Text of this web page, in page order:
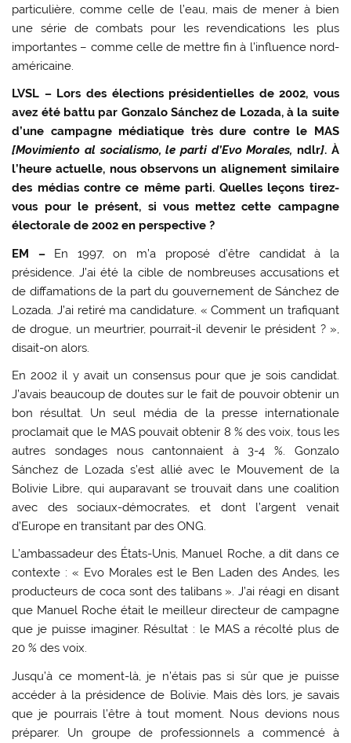
particulière, comme celle de l’eau, mais de mener à bien
une série de combats pour les revendications les plus
importantes – comme celle de mettre fin à l’influence nord-
américaine.
LVSL – Lors des élections présidentielles de 2002, vous
avez été battu par Gonzalo Sánchez de Lozada, à la suite
d’une campagne médiatique très dure contre le MAS
[Movimiento al socialismo, le parti d’Evo Morales, ndlr]. À
l’heure actuelle, nous observons un alignement similaire
des médias contre ce même parti. Quelles leçons tirez-
vous pour le présent, si vous mettez cette campagne
électorale de 2002 en perspective ?
EM –En 1997, on m’a proposé d’être candidat à la
présidence. J’ai été la cible de nombreuses accusations et
de diffamations de la part du gouvernement de Sánchez de
Lozada. J’ai retiré ma candidature. « Comment un trafiquant
de drogue, un meurtrier, pourrait-il devenir le président ? »,
disait-on alors.
En 2002 il y avait un consensus pour que je sois candidat.
J’avais beaucoup de doutes sur le fait de pouvoir obtenir un
bon résultat. Un seul média de la presse internationale
proclamait que le MAS pouvait obtenir 8 % des voix, tous les
autres sondages nous cantonnaient à 3-4 %. Gonzalo
Sánchez de Lozada s’est allié avec le Mouvement de la
Bolivie Libre, qui auparavant se trouvait dans une coalition
avec des sociaux-démocrates, et dont l’argent venait
d’Europe en transitant par des ONG.
L’ambassadeur des États-Unis, Manuel Roche, a dit dans ce
contexte : « Evo Morales est le Ben Laden des Andes, les
producteurs de coca sont des talibans ». J’ai réagi en disant
que Manuel Roche était le meilleur directeur de campagne
que je puisse imaginer. Résultat : le MAS a récolté plus de
20 % des voix.
Jusqu’à ce moment-là, je n’étais pas si sûr que je puisse
accéder à la présidence de Bolivie. Mais dès lors, je savais
que je pourrais l’être à tout moment. Nous devions nous
préparer. Un groupe de professionnels a commencé à